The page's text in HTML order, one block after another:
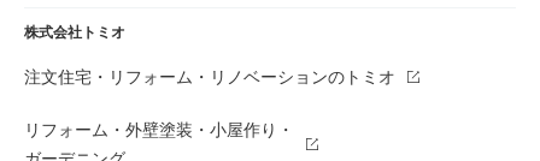
株式会社トミオ
注文住宅・リフォーム・リノベーションのトミオ
リフォーム・外壁塗装・小屋作り・